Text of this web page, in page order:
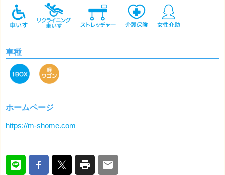
車種
ホームページ
https://m-shome.com